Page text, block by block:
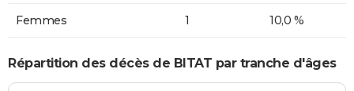
Femmes 1 10,0 %
Répartition des décès de BITAT par tranche d'âges